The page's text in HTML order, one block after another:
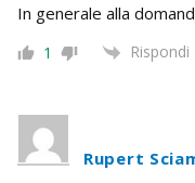
In generale alla
1 Rispondi
Rupert